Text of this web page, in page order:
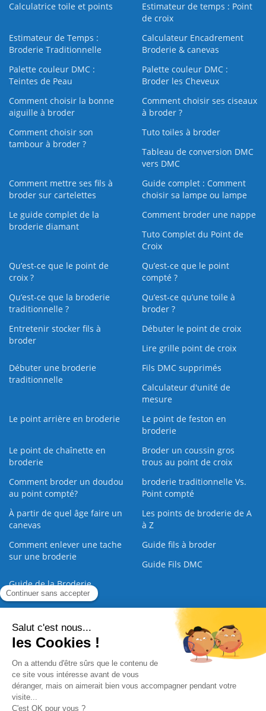
Calculatrice toile et points
Estimateur de temps : Point
de croix
Estimateur de Temps :
Broderie Traditionnelle
Calculateur Encadrement
Broderie & canevas
Palette couleur DMC :
Teintes de Peau
Palette couleur DMC :
Broder les Cheveux
Comment choisir la bonne
aiguille à broder
Comment choisir ses ciseaux
à broder ?
Comment choisir son
tambour à broder ?
Tuto toiles à broder
Tableau de conversion DMC
vers DMC
Comment mettre ses fils à
broder sur cartelettes
Guide complet : Comment
choisir sa lampe ou lampe
Le guide complet de la
broderie diamant
Comment broder une nappe
Tuto Complet du Point de
Croix
Qu’est-ce que le point de
croix ?
Qu’est-ce que le point
compté ?
Qu’est-ce que la broderie
traditionnelle ?
Qu’est‑ce qu’une toile à
broder ?
Entretenir stocker fils à
broder
Débuter le point de croix
Lire grille point de croix
Débuter une broderie
traditionnelle
Fils DMC supprimés
Calculateur d'unité de
mesure
Le point arrière en broderie
Le point de feston en
broderie
Le point de chaînette en
broderie
Broder un coussin gros
trous au point de croix
Comment broder un doudou
au point compté?
broderie traditionnelle Vs.
Point compté
À partir de quel âge faire un
canevas
Les points de broderie de A
à Z
Comment enlever une tache
sur une broderie
Guide fils à broder
Guide Fils DMC
Guide de la Broderie
Commande Papier | Nous contacter |
Paiement sécurisé |